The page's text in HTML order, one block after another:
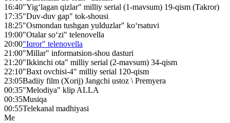
16:40"Yig‘lagan qizlar" milliy serial (1-mavsum) 19-qism (Takror)
17:35"Duv-duv gap" tok-shousi
18:25"Osmondan tushgan yulduzlar" ko‘rsatuvi
19:00"Otalar so‘zi" telenovella
20:00"Iqror" telenovella
21:00"Millar" informatsion-shou dasturi
21:20"Ikkinchi ota" milliy serial (2-mavsum) 34-qism
22:10"Baxt ovchisi-4" milliy serial 120-qism
23:05Badiiy film (Xorij) Jangchi ustoz \ Premyera
00:35"Melodiya" klip ALLA
00:35Musiqa
00:55Telekanal madhiyasi
Me